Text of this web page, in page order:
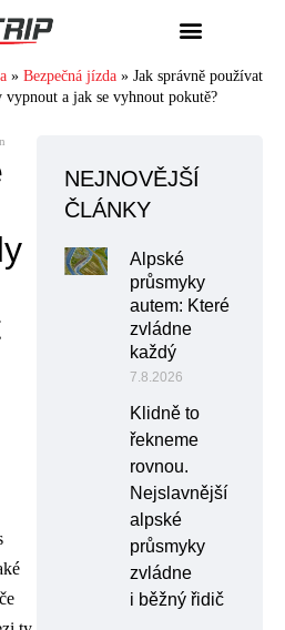
» Bezpečná jízda » Jak správně používat
a jak se vyhnout pokutě?
NEJNOVĚJŠÍ
ČLÁNKY
Alpské
průsmyky
autem: Které
zvládne
každý
7.8.2026
Klidně to
řekneme
rovnou.
Nejslavnější
alpské
průsmyky
zvládne
i běžný řidič